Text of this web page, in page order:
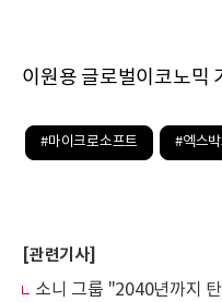
이원용 글로벌이코노
#마이크로소프트 #엑스
[관련기사]
소니 그룹 "2040년까지